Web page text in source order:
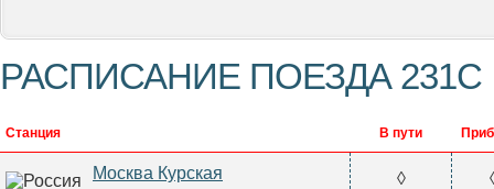
РАСПИСАНИЕ ПОЕЗДА 231С
Станция В пути
Москва Курская ◊